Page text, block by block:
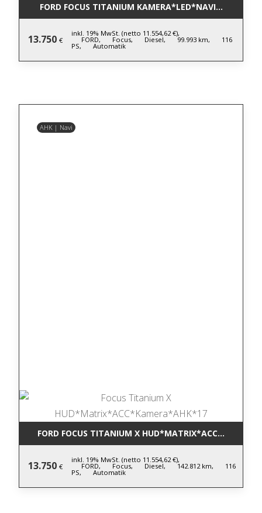
FORD FOCUS TITANIUM
13.750 €
inkl. 19% MwSt. (netto 11.554,62 €),
FORD, Focus, Diesel, 99.993 km, 116
PS, Automatik
AHK | Navi
FORD FOCUS TITANIUM X
13.750 €
inkl. 19% MwSt. (netto 11.554,62 €),
FORD, Focus, Diesel, 142.812 km, 116
PS, Automatik